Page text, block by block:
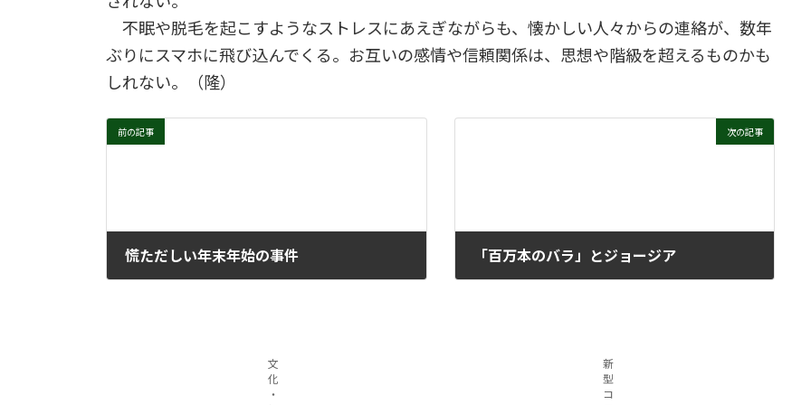
不眠や脱毛を起こすようなストレスにあえぎながらも、懐かしい人々からの連絡が、数年
ぶりにスマホに飛び込んでくる。お互いの感情や信頼関係は、思想や階級を超えるものかも
しれない。（隆）
前の記事
慌ただしい年末年始の事件
次の記事
「百万本のバラ」とジョージア
文
化
・
新
型
コ